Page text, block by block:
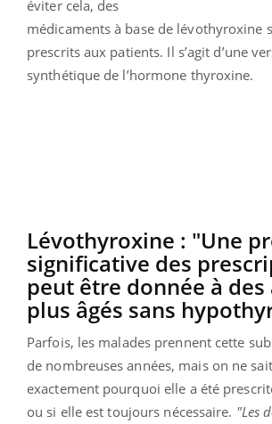
éviter cela, des
médicaments à base de lévothyroxine
prescrits aux patients. Il s’agit d’une
synthétique de l’hormone thyroxine.
Lévothyroxine : "Une
significative des
peut être donnée à
plus âgés sans
Parfois, les malades prennent cette
de nombreuses années, mais on ne
exactement pourquoi elle a été
ou si elle est toujours nécessaire. "Les